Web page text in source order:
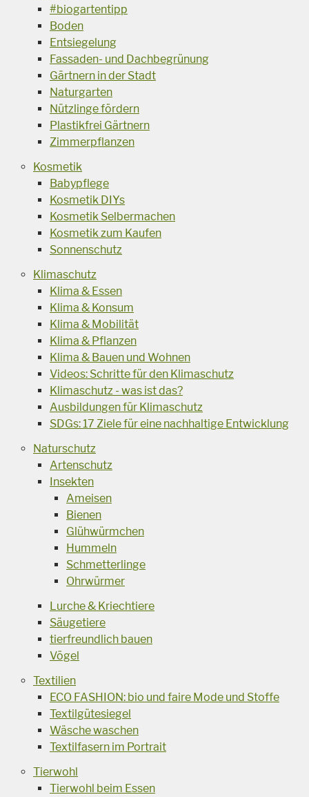
#biogartentipp
Boden
Entsiegelung
Fassaden- und Dachbegrünung
Gärtnern in der Stadt
Naturgarten
Nützlinge fördern
Plastikfrei Gärtnern
Zimmerpflanzen
Kosmetik
Babypflege
Kosmetik DIYs
Kosmetik Selbermachen
Kosmetik zum Kaufen
Sonnenschutz
Klimaschutz
Klima & Essen
Klima & Konsum
Klima & Mobilität
Klima & Pflanzen
Klima & Bauen und Wohnen
Videos: Schritte für den Klimaschutz
Klimaschutz - was ist das?
Ausbildungen für Klimaschutz
SDGs: 17 Ziele für eine nachhaltige Entwicklung
Naturschutz
Artenschutz
Insekten
Ameisen
Bienen
Glühwürmchen
Hummeln
Schmetterlinge
Ohrwürmer
Lurche & Kriechtiere
Säugetiere
tierfreundlich bauen
Vögel
Textilien
ECO FASHION: bio und faire Mode und Stoffe
Textilgütesiegel
Wäsche waschen
Textilfasern im Portrait
Tierwohl
Tierwohl beim Essen